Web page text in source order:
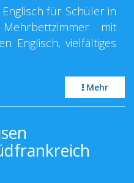
für Schüler in
mit
Englisch, vielfältiges
Mehr